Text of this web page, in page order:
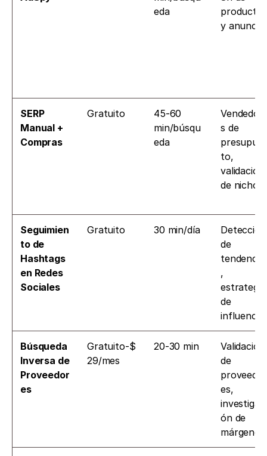
eda
productos
y
SERP
Manual +
Compras
Gratuito
45-60
min/búsqu
eda
s de
to,
validación
de nichos
Seguimien
to de
Hashtags
en Redes
Sociales
Gratuito 30 min/día
Detección
de
,
de
Búsqueda
Inversa de
Proveedor
es
Gratuito-$
29/mes
20-30 min
Validación
de
proveedor
es,
investigaci
ón de
márgenes